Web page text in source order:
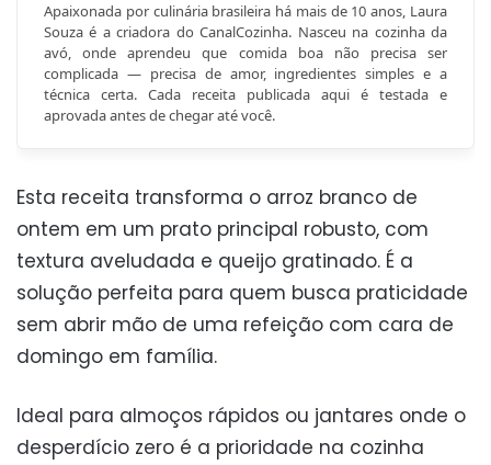
Apaixonada por culinária brasileira há mais de 10 anos, Laura
Souza é a criadora do CanalCozinha. Nasceu na cozinha da
avó, onde aprendeu que comida boa não precisa ser
complicada — precisa de amor, ingredientes simples e a
técnica certa. Cada receita publicada aqui é testada e
aprovada antes de chegar até você.
Esta receita transforma o arroz branco de
ontem em um prato principal robusto, com
textura aveludada e queijo gratinado. É a
solução perfeita para quem busca praticidade
sem abrir mão de uma refeição com cara de
domingo em família.
Ideal para almoços rápidos ou jantares onde o
desperdício zero é a prioridade na cozinha